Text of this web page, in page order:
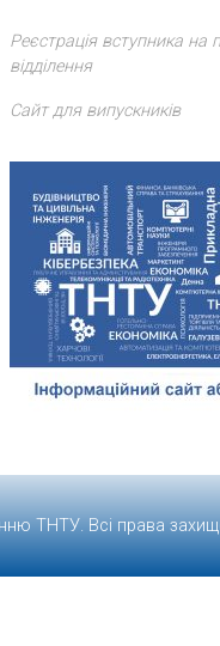
Реєстрація вступника на
відділення
Сайт для випускників
ТНТУ. Всі права